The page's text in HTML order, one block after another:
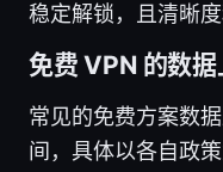
稳定解锁，且清晰
免费 VPN 的数据
常见的免费方案数
间，具体以各自政策